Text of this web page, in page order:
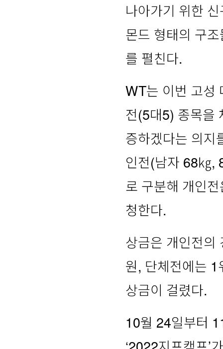
나아가기 위한
몬드 형태의 구
를 펼친다.
WT는 이번 고성
전(5대5) 종목을
증하겠다는 의지
인전(남자 68㎏,
로 구분해 개인
청한다.
상금은 개인전
원, 단체전에는
상금이 걸렸다.
10월 24일부터